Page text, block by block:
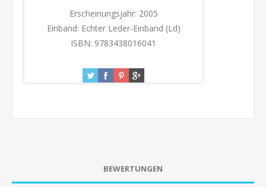
Erscheinungsjahr: 2005
Einband: Echter Leder-Einband (Ld)
ISBN: 9783438016041
BEWERTUNGEN